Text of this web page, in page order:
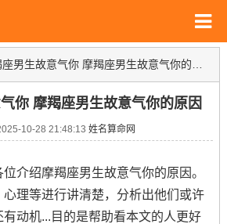
男生故意气你 摩羯座男生故意气你的原因
你 摩羯座男生故意气你的原因
10-28 21:48:13 姓名算命网
介绍摩羯座男生故意气你的原因。
理等进行讲清楚，分析出他们或许
动机...目的是帮助看本文的人更好